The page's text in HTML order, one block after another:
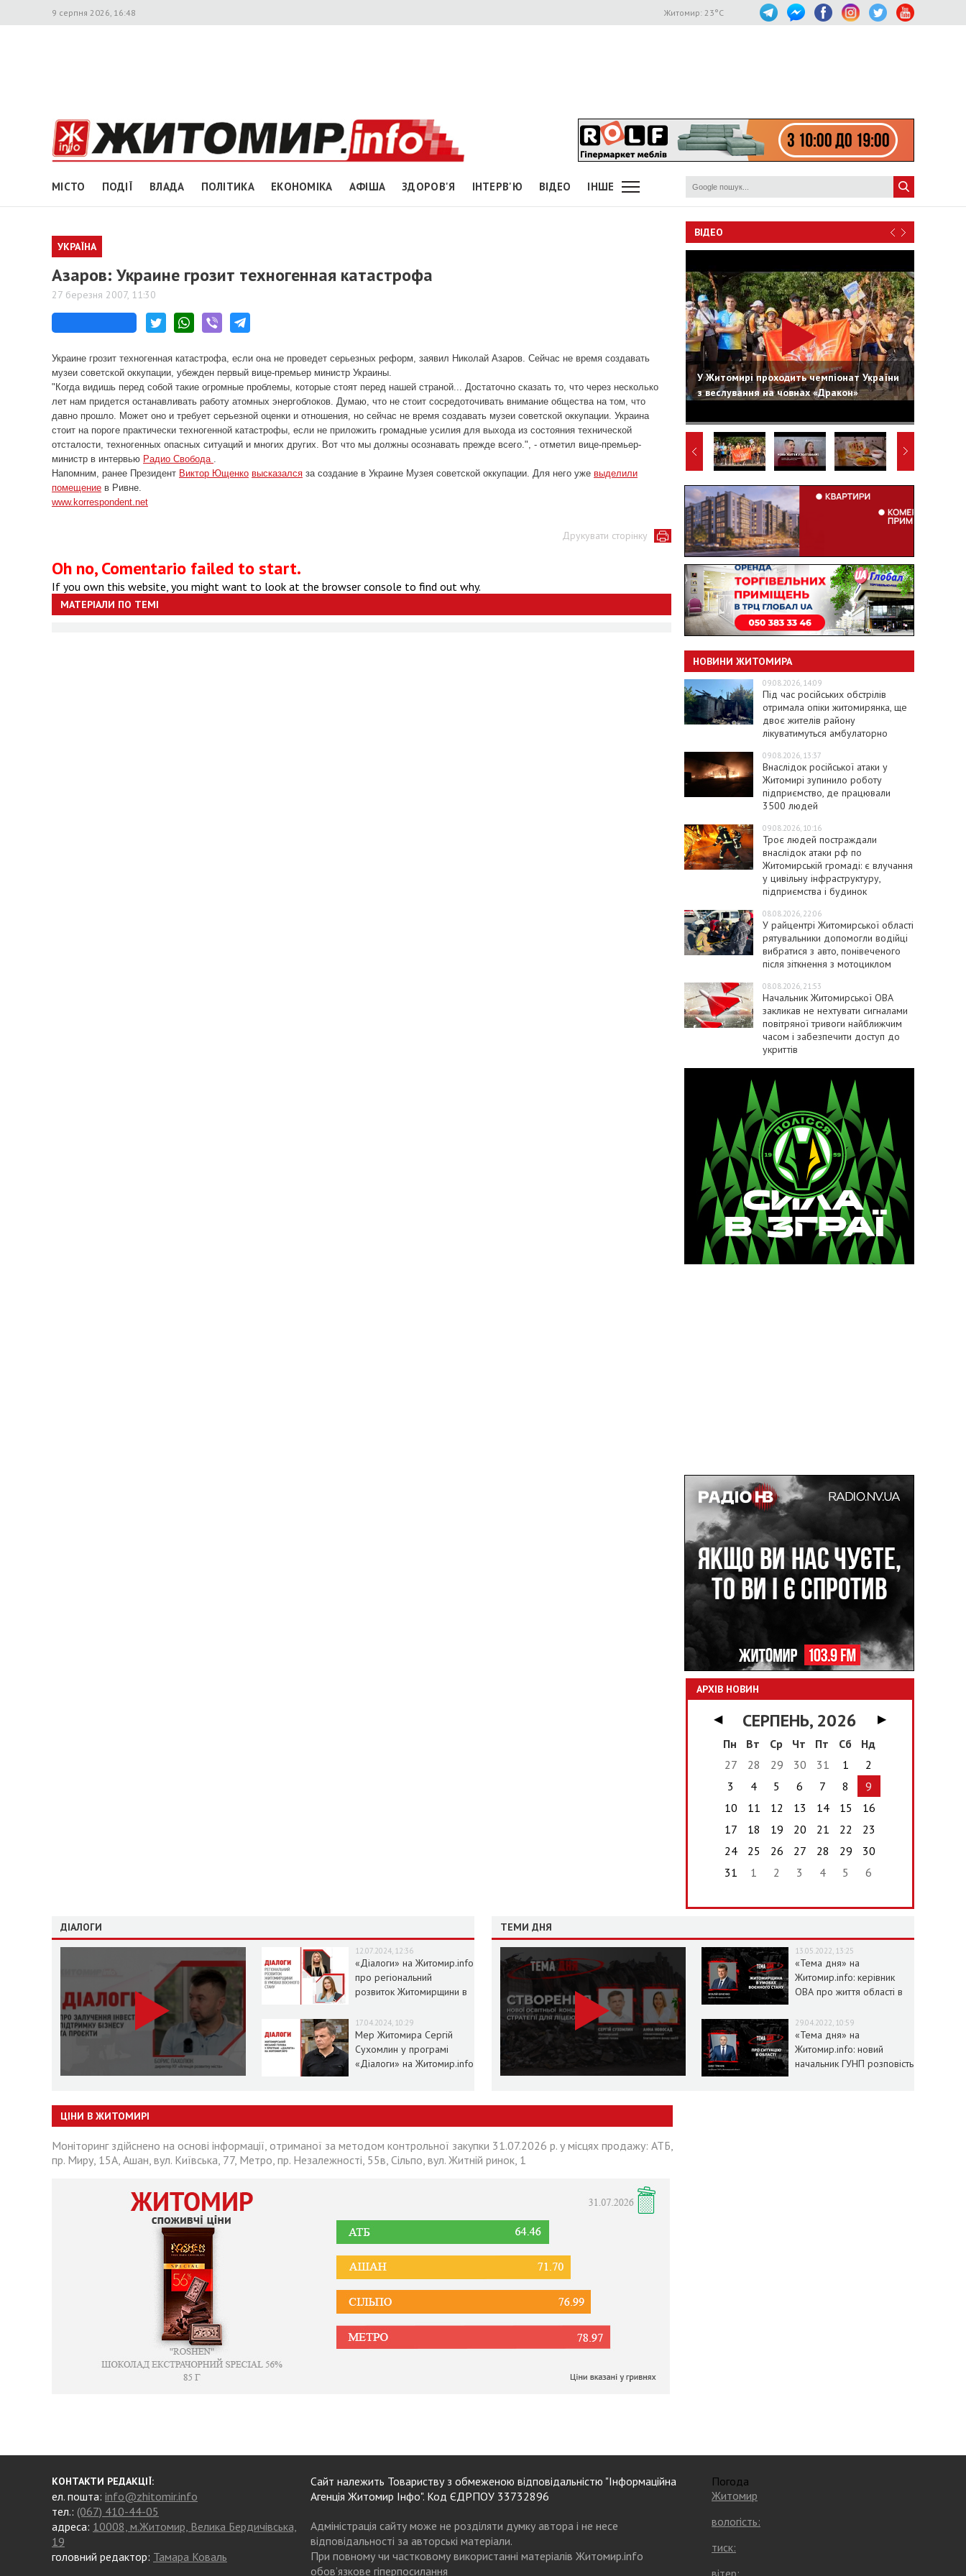
9 серпня 2026, 16:48 Житомир: 23°C
МІСТО ПОДІЇ ВЛАДА ПОЛІТИКА ЕКОНОМІКА АФІША ЗДОРОВ'Я ІНТЕРВ'Ю ВІДЕО ІНШЕ
УКРАЇНА
Азаров: Украине грозит техногенная катастрофа
27 березня 2007, 11:30
Украине грозит техногенная катастрофа, если она не проведет серьезных реформ, заявил Николай Азаров. Сейчас не время создавать
музеи советской оккупации, убежден первый вице-премьер министр Украины.
"Когда видишь перед собой такие огромные проблемы, которые стоят перед нашей страной... Достаточно сказать то, что через несколько
лет нам придется останавливать работу атомных энергоблоков. Думаю, что не стоит сосредоточивать внимание общества на том, что
давно прошло. Может оно и требует серьезной оценки и отношения, но сейчас не время создавать музеи советской оккупации. Украина
стоит на пороге практически техногенной катастрофы, если не приложить громадные усилия для выхода из состояния технической
отсталости, техногенных опасных ситуаций и многих других. Вот что мы должны осознавать прежде всего.", - отметил вице-премьер-
министр в интервью Радио Свобода .
Напомним, ранее Президент Виктор Ющенко высказался за создание в Украине Музея советской оккупации. Для него уже выделили
помещение в Ривне.
www.korrespondent.net
Друкувати сторінку
Oh no, Comentario failed to start.
If you own this website, you might want to look at the browser console to find out why.
МАТЕРІАЛИ ПО ТЕМІ
ВІДЕО
У Житомирі проходить чемпіонат України
з веслування на човнах «Дракон»
НОВИНИ ЖИТОМИРА
09.08.2026, 14:09
Під час російських обстрілів
отримала опіки житомирянка, ще
двоє жителів району
лікуватимуться амбулаторно
09.08.2026, 13:37
Внаслідок російської атаки у
Житомирі зупинило роботу
підприємство, де працювали
3500 людей
09.08.2026, 10:16
Троє людей постраждали
внаслідок атаки рф по
Житомирській громаді: є влучання
у цивільну інфраструктуру,
підприємства і будинок
08.08.2026, 22:06
У райцентрі Житомирської області
рятувальники допомогли водійці
вибратися з авто, понівеченого
після зіткнення з мотоциклом
08.08.2026, 21:53
Начальник Житомирської ОВА
закликав не нехтувати сигналами
повітряної тривоги найближчим
часом і забезпечити доступ до
укриттів
АРХІВ НОВИН
◀ СЕРПЕНЬ, 2026
▶
Пн
Вт Ср Чт Пт Сб
Нд
27
28 29 30 31 1
2
3
4 5 6 7 8
9
10
11 12 13 14 15
16
17
18 19 20 21 22
23
24
25 26 27 28 29
30
31
1 2 3 4 5 6
ДІАЛОГИ
12.07.2024, 12:36
«Діалоги» на Житомир.info
про регіональний
розвиток Житомирщини в
17.04.2024, 10:29
Мер Житомира Сергій
Сухомлин у програмі
«Діалоги» на Житомир.info
ТЕМИ ДНЯ
13.05.2022, 13:25
«Тема дня» на
Житомир.info: керівник
ОВА про життя області в
29.04.2022, 10:59
«Тема дня» на
Житомир.info: новий
начальник ГУНП розповість
ЦІНИ В ЖИТОМИРІ
Моніторинг здійснено на основі інформації, отриманої за методом контрольної закупки 31.07.2026 р. у місцях продажу: АТБ,
пр. Миру, 15А, Ашан, вул. Київська, 77, Метро, пр. Незалежності, 55в, Сільпо, вул. Житній ринок, 1
КОНТАКТИ РЕДАКЦІЇ:
ел. пошта: info@zhitomir.info
тел.: (067) 410-44-05
адреса: 10008, м.Житомир, Велика Бердичівська,
19
головний редактор: Тамара Коваль
Сайт належить Товариству з обмеженою відповідальністю "Інформаційна
Агенція Житомир Інфо". Код ЄДРПОУ 33732896
Адміністрація сайту може не розділяти думку автора і не несе
відповідальності за авторські матеріали.
При повному чи частковому використанні матеріалів Житомир.info
обов’язкове гіперпосилання
Погода
Житомир
вологість:
тиск:
вітер: